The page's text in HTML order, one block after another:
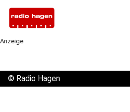
Anzeige
© Radio Hagen